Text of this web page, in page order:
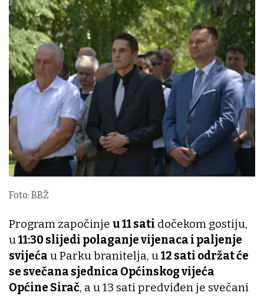
Foto: BBŽ
Program započinje u 11 sati dočekom gostiju,
u11:30 slijedi polaganje vijenaca i paljenje
svijeća u Parku branitelja, u12 sati održat će
se svečana sjednica Općinskog vijeća
Općine Sirač, a u 13 sati predviđen je svečani